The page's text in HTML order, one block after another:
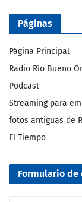
Páginas
Página Principal
Radio Río Bueno
Podcast
Streaming para
fotos antiguas de
El Tiempo
Formulario de